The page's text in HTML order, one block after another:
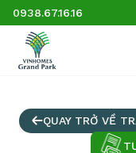
0938.67.16.16
QUAY TRỞ VỀ